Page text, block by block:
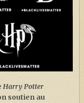
Harry Potter
soutien au